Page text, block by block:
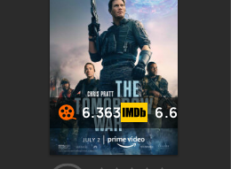
6.363 6.6